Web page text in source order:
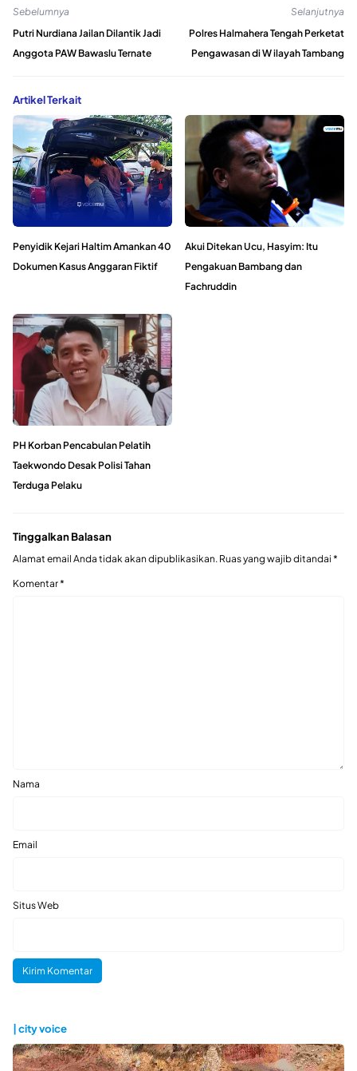
Sebelumnya
Putri Nurdiana Jailan Dilantik Jadi
Anggota PAW Bawaslu Ternate
Selanjutnya
Polres Halmahera Tengah Perketat
Pengawasan di W ilayah Tambang
Artikel Terkait
Penyidik Kejari Haltim Amankan 40
Dokumen Kasus Anggaran Fiktif
Akui Ditekan Ucu, Hasyim: Itu
Pengakuan Bambang dan
Fachruddin
PH Korban Pencabulan Pelatih
Taekwondo Desak Polisi Tahan
Terduga Pelaku
Tinggalkan Balasan
Alamat email Anda tidak akan dipublikasikan. Ruas yang wajib ditandai *
Komentar*
Nama
Email
Situs Web
| city voice